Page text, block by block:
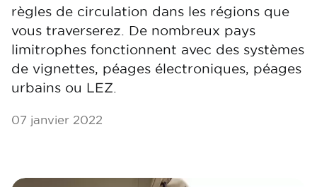
règles de circulation dans les régions que
vous traverserez. De nombreux pays
limitrophes fonctionnent avec des systèmes
de vignettes, péages électroniques, péages
urbains ou LEZ.
07 janvier 2022